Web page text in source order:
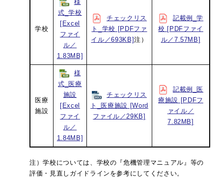
学校
様
式_学校
[Excel
ファイ
ル／
1.83MB]
チェックリス
ト_学校 [PDFファ
イル／693KB]注）
記載例_学
校 [PDFファイ
ル／7.57MB]
医療
施設
様
式_医療
施設
[Excel
ファイ
ル／
1.84MB]
チェックリス
ト_医療施設 [Word
ファイル／29KB]
記載例_医
療施設 [PDFフ
ァイル／
7.82MB]
注）学校については、学校の『危機管理マニュアル』等の
評価・見直しガイドラインを参考にしてください。